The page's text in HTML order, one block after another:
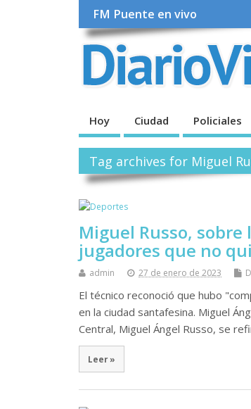
FM Puente en vivo
Hoy Ciudad Policiales
Tag archives for Miguel
Miguel Russo,
jugadores que no
admin 27 de enero de 2023
El técnico reconoció que hubo
en la ciudad santafesina. Miguel
Central, Miguel Ángel Russo, se
Leer »